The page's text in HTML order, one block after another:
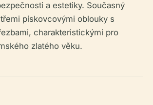
a estetiky. Současný
pískovcovými oblouky s
charakteristickými pro
zlatého věku.